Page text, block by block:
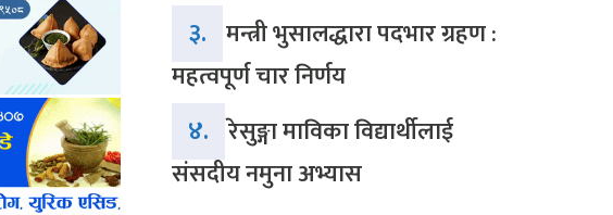
३. मन्त्री भुसालद्धारा पदभार ग्रहण :
महत्वपूर्ण चार निर्णय
४. रेसुङ्गा माविका विद्यार्थीलाई
संसदीय नमुना अभ्यास